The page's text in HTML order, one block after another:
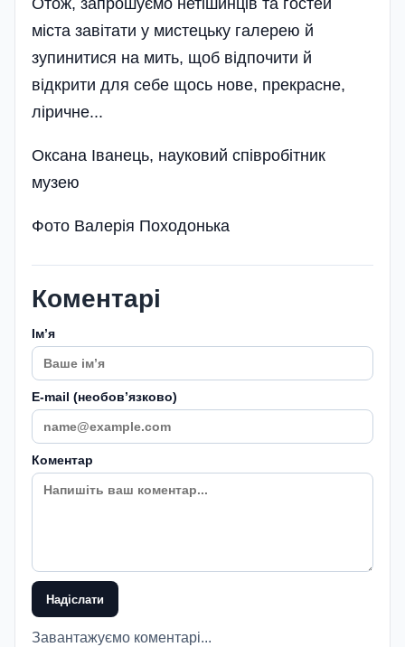
Отож, запрошуємо нетішинців та гостей
міста завітати у мистецьку галерею й
зупинитися на мить, щоб відпочити й
відкрити для себе щось нове, прекрасне,
ліричне...
Оксана Іванець, науковий співробітник
музею
Фото Валерія Походонька
Коментарі
Імʼя
E-mail (необовʼязково)
Коментар
Надіслати
Завантажуємо коментарі...